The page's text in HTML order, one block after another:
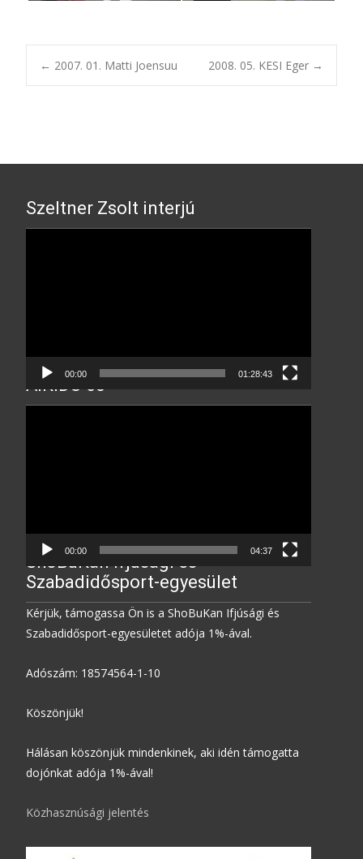
Post
← 2007. 01. Matti Joensuu 2008. 05. KESI Eger →
Szeltner Zsolt interjú
00:00 01:28:43
AIKIDO 60
00:00 04:37
ShoBuKan Ifjúsági és
Szabadidősport-egyesület
Kérjük, támogassa Ön is a ShoBuKan Ifjúsági és
Szabadidősport-egyesületet adója 1%-ával.
Adószám: 18574564-1-10
Köszönjük!
Hálásan köszönjük mindenkinek, aki idén támogatta
dojónkat adója 1%-ával!
Közhasznúsági jelentés